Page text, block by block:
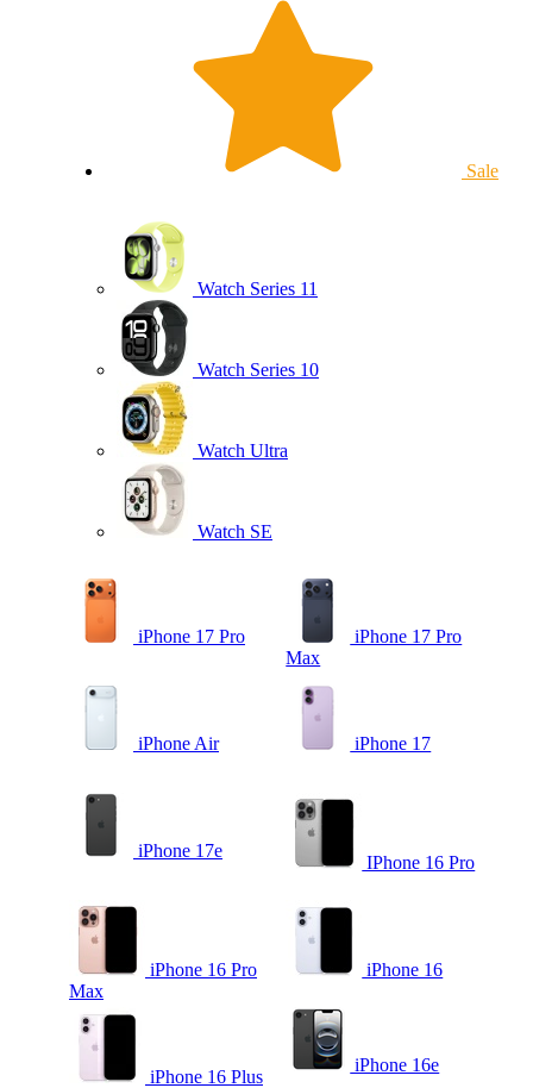
Sale
Watch Series 11
Watch Series 10
Watch Ultra
Watch SE
iPhone 17 Pro
iPhone 17 Pro
Max
iPhone Air iPhone 17
iPhone 17e
IPhone 16 Pro
iPhone 16 Pro
Max
iPhone 16
iPhone 16 Plus
iPhone 16e